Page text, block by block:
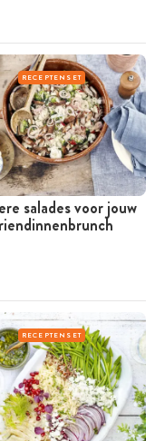
RECEPTENSET
salades voor jouw
RECEPTENSET